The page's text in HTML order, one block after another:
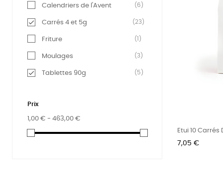
Calendriers de l'Avent (6)
 Carrés 4 et 5g (23)
Friture (1)
Moulages (3)
 Tablettes 90g (5)
Prix
1,00 € - 463,00 €
Etui 10 Carrés
Prix
7,05 €